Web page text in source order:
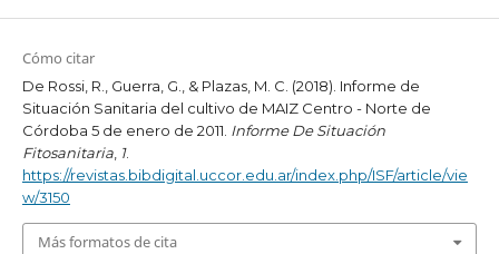
Cómo citar
De Rossi, R., Guerra, G., & Plazas, M. C. (2018). Informe de
Situación Sanitaria del cultivo de MAIZ Centro - Norte de
Córdoba 5 de enero de 2011. Informe De Situación
Fitosanitaria, 1.
https://revistas.bibdigital.uccor.edu.ar/index.php/ISF/article/vie
w/3150
Más formatos de cita